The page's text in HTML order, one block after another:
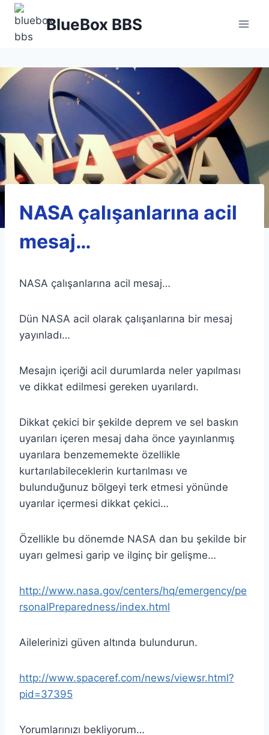
Skip
content
BlueBox BBS
NASA çalışanlarına acil
mesaj…
NASA çalışanlarına acil mesaj…
Dün NASA acil olarak çalışanlarına bir mesaj
yayınladı…
Mesajın içeriği acil durumlarda neler yapılması
ve dikkat edilmesi gereken uyarılardı.
Dikkat çekici bir şekilde deprem ve sel baskın
uyarıları içeren mesaj daha önce yayınlanmış
uyarılara benzememekte özellikle
kurtarılabileceklerin kurtarılması ve
bulunduğunuz bölgeyi terk etmesi yönünde
uyarılar içermesi dikkat çekici…
Özellikle bu dönemde NASA dan bu şekilde bir
uyarı gelmesi garip ve ilginç bir gelişme…
http://www.nasa.gov/centers/hq/emergency/pe
rsonalPreparedness/index.html
Ailelerinizi güven altında bulundurun.
http://www.spaceref.com/news/viewsr.html?
pid=37395
Yorumlarınızı bekliyorum…